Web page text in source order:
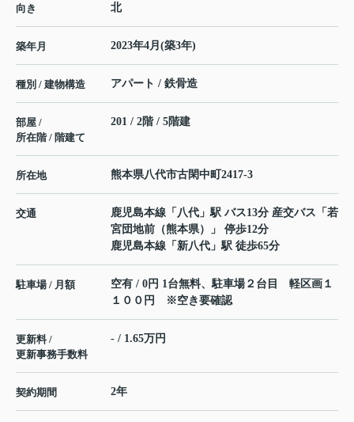
向き 北
築年月 2023年4月(築3年)
種別 / 建物構造 アパート / 鉄骨造
部屋 /
所在階 / 階建て
201 / 2階 / 5階建
所在地 熊本県八代市古閑中町 2417-3
交通 鹿児島本線 「 八代 」駅 バス13分 産交バス「若
宮団地前（熊本県）」 停歩12分
鹿児島本線 「 新八代 」駅 徒歩65分
駐車場 / 月額
空有 / 0円 1台無料、駐車場２台目 軽区画１
１００円 ※空き要確認
更新料 /
更新事務手数料
- / 1.65万円
契約期間 2年